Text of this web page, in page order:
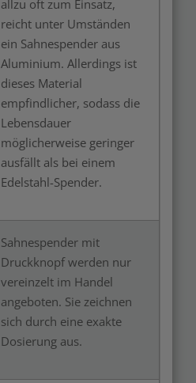
allzu oft zum Einsatz,
reicht unter Umständen
ein Sahnespender aus
Aluminium. Allerdings ist
dieses Material
empfindlicher, sodass die
Lebensdauer
möglicherweise geringer
ausfällt als bei einem
Edelstahl-Spender.
Sahnespender mit
Druckknopf werden nur
vereinzelt im Handel
angeboten. Sie zeichnen
sich durch eine exakte
Dosierung aus.